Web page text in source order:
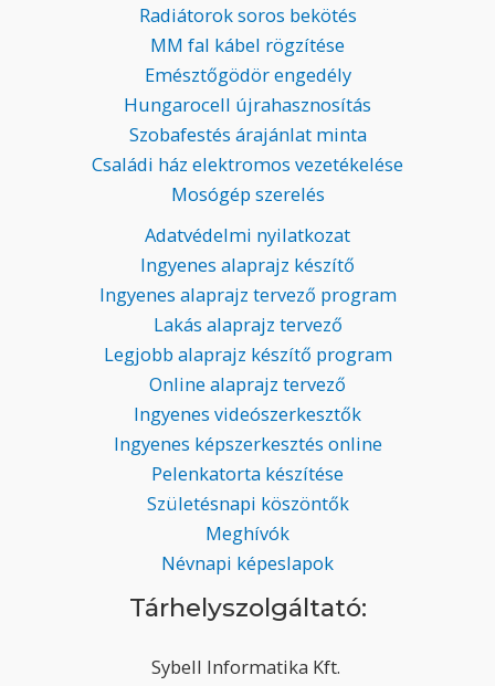
Radiátorok soros bekötés
MM fal kábel rögzítése
Emésztőgödör engedély
Hungarocell újrahasznosítás
Szobafestés árajánlat minta
Családi ház elektromos vezetékelése
Mosógép szerelés
Adatvédelmi nyilatkozat
Ingyenes alaprajz készítő
Ingyenes alaprajz tervező program
Lakás alaprajz tervező
Legjobb alaprajz készítő program
Online alaprajz tervező
Ingyenes videószerkesztők
Ingyenes képszerkesztés online
Pelenkatorta készítése
Születésnapi köszöntők
Meghívók
Névnapi képeslapok
Tárhelyszolgáltató:
Sybell Informatika Kft.